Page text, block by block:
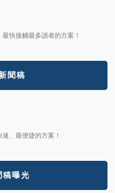
快接觸最多讀者的方案！
聞稿
、最便捷的方案！
稿曝光